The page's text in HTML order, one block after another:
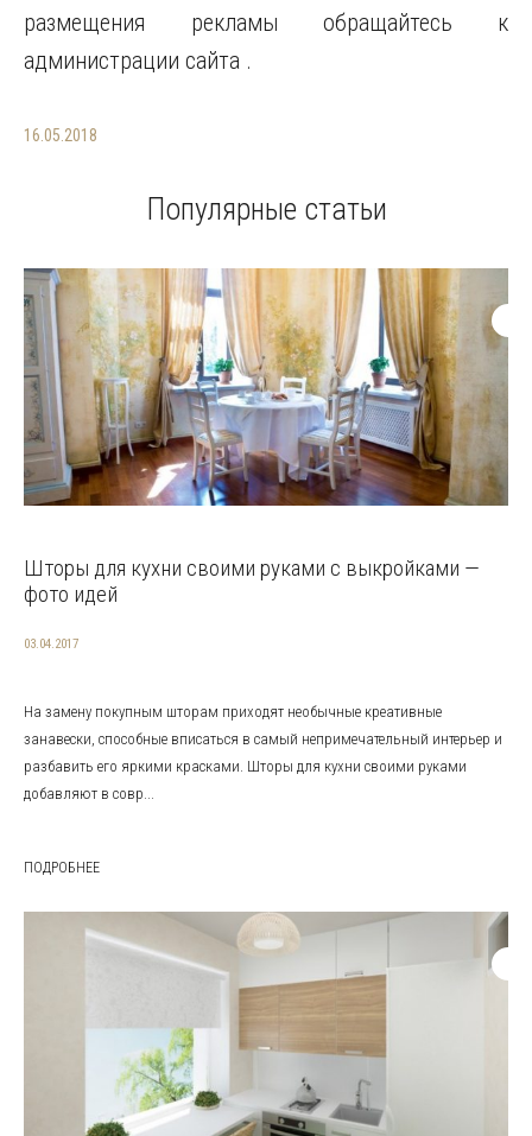
размещения рекламы обращайтесь к
администрации сайта .
16.05.2018
Популярные статьи
Шторы для кухни своими руками с выкройками —
фото идей
03.04.2017
На замену покупным шторам приходят необычные креативные
занавески, способные вписаться в самый непримечательный интерьер и
разбавить его яркими красками. Шторы для кухни своими руками
добавляют в совр...
ПОДРОБНЕЕ